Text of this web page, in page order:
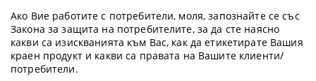
Ако Вие работите с потребители, моля, запознайте се със
Закона за защита на потребителите, за да сте наясно
какви са изискванията към Вас, как да етикетирате Вашия
краен продукт и какви са правата на Вашите клиенти/
потребители.